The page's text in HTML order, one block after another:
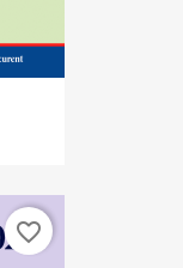
favorite_border